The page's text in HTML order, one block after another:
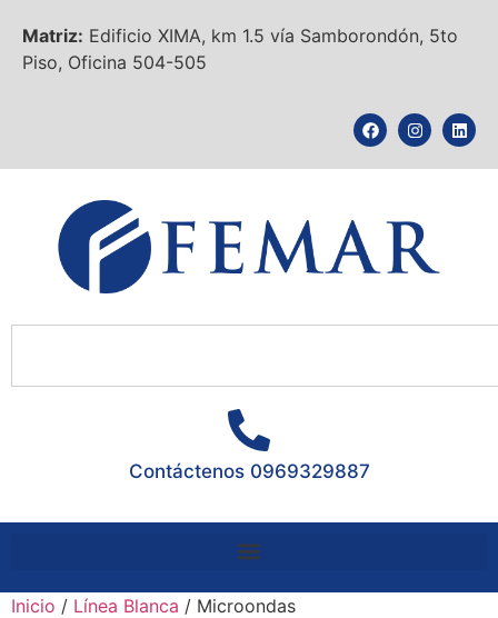
Matriz: Edificio XIMA, km 1.5 vía Samborondón, 5to
Piso, Oficina 504-505
Contáctenos 0969329887
Inicio / Línea Blanca / Microondas